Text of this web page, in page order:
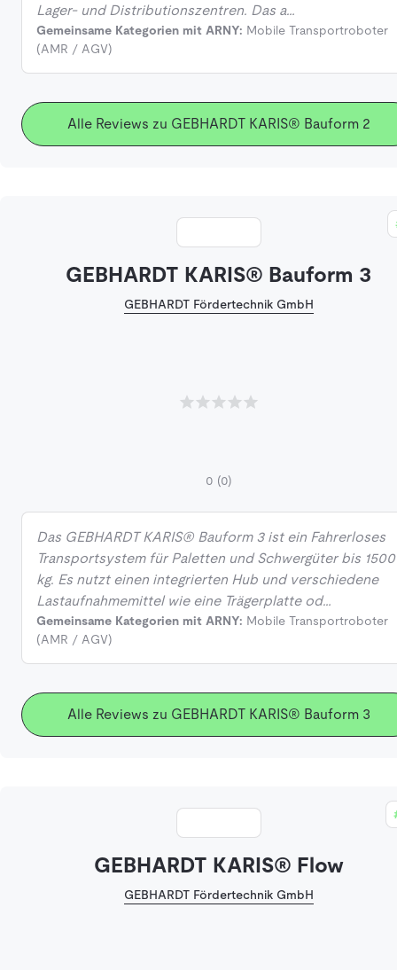
Lager- und Distributionszentren. Das a…
Gemeinsame Kategorien mit ARNY: Mobile Transportroboter
(AMR / AGV)
Alle Reviews zu GEBHARDT KARIS® Bauform 2
GEBHARDT KARIS® Bauform 3
GEBHARDT Fördertechnik GmbH
0 (0)
Das GEBHARDT KARIS® Bauform 3 ist ein Fahrerloses
Transportsystem für Paletten und Schwergüter bis 1500
kg. Es nutzt einen integrierten Hub und verschiedene
Lastaufnahmemittel wie eine Trägerplatte od…
Gemeinsame Kategorien mit ARNY: Mobile Transportroboter
(AMR / AGV)
Alle Reviews zu GEBHARDT KARIS® Bauform 3
GEBHARDT KARIS® Flow
GEBHARDT Fördertechnik GmbH